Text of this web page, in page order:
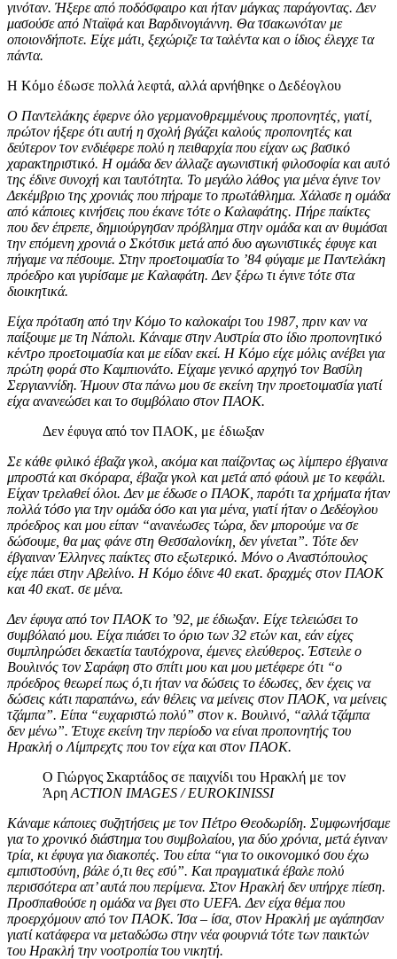
γινόταν. Ήξερε από ποδόσφαιρο και ήταν μάγκας παράγοντας. Δεν
μασούσε από Νταϊφά και Βαρδινογιάννη. Θα τσακωνόταν με
οποιονδήποτε. Είχε μάτι, ξεχώριζε τα ταλέντα και ο ίδιος έλεγχε τα
πάντα.
Η Κόμο έδωσε πολλά λεφτά, αλλά αρνήθηκε ο Δεδέογλου
Ο Παντελάκης έφερνε όλο γερμανοθρεμμένους προπονητές, γιατί,
πρώτον ήξερε ότι αυτή η σχολή βγάζει καλούς προπονητές και
δεύτερον τον ενδιέφερε πολύ η πειθαρχία που είχαν ως βασικό
χαρακτηριστικό. Η ομάδα δεν άλλαζε αγωνιστική φιλοσοφία και αυτό
της έδινε συνοχή και ταυτότητα. Το μεγάλο λάθος για μένα έγινε τον
Δεκέμβριο της χρονιάς που πήραμε το πρωτάθλημα. Χάλασε η ομάδα
από κάποιες κινήσεις που έκανε τότε ο Καλαφάτης. Πήρε παίκτες
που δεν έπρεπε, δημιούργησαν πρόβλημα στην ομάδα και αν θυμάσαι
την επόμενη χρονιά ο Σκότσικ μετά από δυο αγωνιστικές έφυγε και
πήγαμε να πέσουμε. Στην προετοιμασία το ’84 φύγαμε με Παντελάκη
πρόεδρο και γυρίσαμε με Καλαφάτη. Δεν ξέρω τι έγινε τότε στα
διοικητικά.
Είχα πρόταση από την Κόμο το καλοκαίρι του 1987, πριν καν να
παίξουμε με τη Νάπολι. Κάναμε στην Αυστρία στο ίδιο προπονητικό
κέντρο προετοιμασία και με είδαν εκεί. Η Κόμο είχε μόλις ανέβει για
πρώτη φορά στο Καμπιονάτο. Είχαμε γενικό αρχηγό τον Βασίλη
Σεργιαννίδη. Ήμουν στα πάνω μου σε εκείνη την προετοιμασία γιατί
είχα ανανεώσει και το συμβόλαιο στον ΠΑΟΚ.
Δεν έφυγα από τον ΠΑΟΚ, με έδιωξαν
Σε κάθε φιλικό έβαζα γκολ, ακόμα και παίζοντας ως λίμπερο έβγαινα
μπροστά και σκόραρα, έβαζα γκολ και μετά από φάουλ με το κεφάλι.
Είχαν τρελαθεί όλοι. Δεν με έδωσε ο ΠΑΟΚ, παρότι τα χρήματα ήταν
πολλά τόσο για την ομάδα όσο και για μένα, γιατί ήταν ο Δεδέογλου
πρόεδρος και μου είπαν “ανανέωσες τώρα, δεν μπορούμε να σε
δώσουμε, θα μας φάνε στη Θεσσαλονίκη, δεν γίνεται”. Τότε δεν
έβγαιναν Έλληνες παίκτες στο εξωτερικό. Μόνο ο Αναστόπουλος
είχε πάει στην Αβελίνο. Η Κόμο έδινε 40 εκατ. δραχμές στον ΠΑΟΚ
και 40 εκατ. σε μένα.
Δεν έφυγα από τον ΠΑΟΚ το ’92, με έδιωξαν. Είχε τελειώσει το
συμβόλαιό μου. Είχα πιάσει το όριο των 32 ετών και, εάν είχες
συμπληρώσει δεκαετία ταυτόχρονα, έμενες ελεύθερος. Έστειλε ο
Βουλινός τον Σαράφη στο σπίτι μου και μου μετέφερε ότι “ο
πρόεδρος θεωρεί πως ό,τι ήταν να δώσεις το έδωσες, δεν έχεις να
δώσεις κάτι παραπάνω, εάν θέλεις να μείνεις στον ΠΑΟΚ, να μείνεις
τζάμπα”. Είπα “ευχαριστώ πολύ” στον κ. Βουλινό, “αλλά τζάμπα
δεν μένω”. Έτυχε εκείνη την περίοδο να είναι προπονητής του
Ηρακλή ο Λίμπρεχτς που τον είχα και στον ΠΑΟΚ.
Ο Γιώργος Σκαρτάδος σε παιχνίδι του Ηρακλή με τον
Άρη ACTION IMAGES / EUROKINISSI
Κάναμε κάποιες συζητήσεις με τον Πέτρο Θεοδωρίδη. Συμφωνήσαμε
για το χρονικό διάστημα του συμβολαίου, για δύο χρόνια, μετά έγιναν
τρία, κι έφυγα για διακοπές. Του είπα “για το οικονομικό σου έχω
εμπιστοσύνη, βάλε ό,τι θες εσύ”. Και πραγματικά έβαλε πολύ
περισσότερα απ’ αυτά που περίμενα. Στον Ηρακλή δεν υπήρχε πίεση.
Προσπαθούσε η ομάδα να βγει στο UEFA. Δεν είχα θέμα που
προερχόμουν από τον ΠΑΟΚ. Ίσα – ίσα, στον Ηρακλή με αγάπησαν
γιατί κατάφερα να μεταδώσω στην νέα φουρνιά τότε των παικτών
του Ηρακλή την νοοτροπία του νικητή.